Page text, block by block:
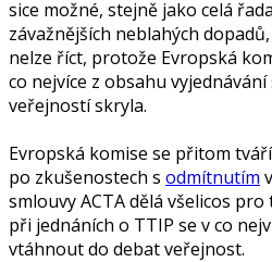
sice možné, stejně jako celá
závažnějších neblahých
nelze říct, protože Evropská
co nejvíce z obsahu
veřejností skryla.
Evropská komise se přitom
po zkušenostech s odmítnutím
smlouvy ACTA dělá všelicos
při jednáních o TTIP se v co
vtáhnout do debat veřejnost.